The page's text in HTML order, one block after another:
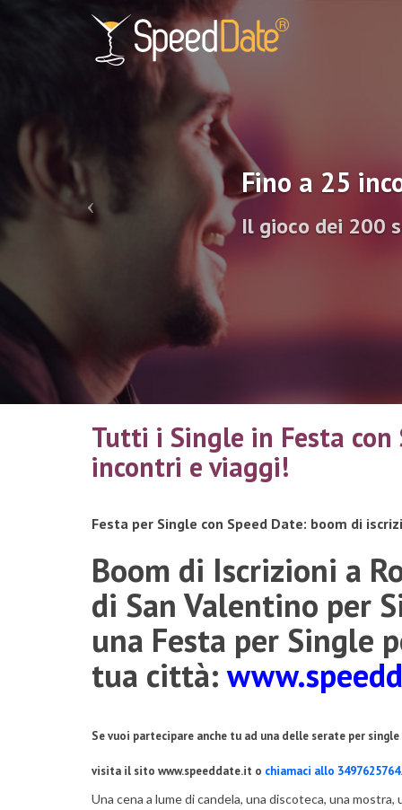
Fino a 25
Il gioco dei 200
Tutti i Single in Festa con
incontri e viaggi!
Festa per Single con Speed Date: boom di
Boom di Iscrizioni a
di San Valentino per
una Festa per Single
tua città:
Se vuoi partecipare anche tu ad una delle serate per
visita il sito www.speeddate.it o chiamaci allo 3497625764.
Una cena a lume di candela, una discoteca, una